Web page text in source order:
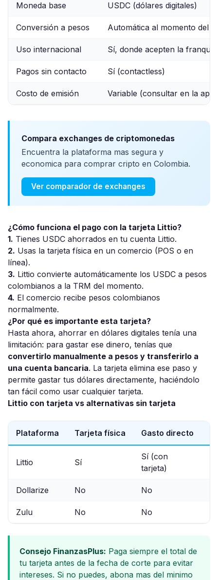
Moneda base USDC (dólares digitales)
Conversión a pesos Automática al momento del
Uso internacional Sí, donde acepten la
Pagos sin contacto Sí (contactless)
Costo de emisión Variable (consultar en la app)
Compara exchanges de criptomonedas
Encuentra la plataforma mas segura y
economica para comprar cripto en Colombia.
Ver comparador de exchanges
¿Cómo funciona el pago con la tarjeta Littio?
1. Tienes USDC ahorrados en tu cuenta Littio.
2. Usas la tarjeta física en un comercio (POS o en
línea).
3. Littio convierte automáticamente los USDC a pesos
colombianos a la TRM del momento.
4. El comercio recibe pesos colombianos
normalmente.
¿Por qué es importante esta tarjeta?
Hasta ahora, ahorrar en dólares digitales tenía una
limitación: para gastar ese dinero, tenías que
convertirlo manualmente a pesos y transferirlo a
una cuenta bancaria. La tarjeta elimina ese paso y
permite gastar tus dólares directamente, haciéndolo
tan fácil como usar cualquier tarjeta.
Littio con tarjeta vs alternativas sin tarjeta
Plataforma Tarjeta física Gasto directo
Littio Sí
Sí (con
tarjeta)
Dollarize No No
Zulu No No
Consejo FinanzasPlus: Paga siempre el total de
tu tarjeta antes de la fecha de corte para evitar
intereses. Si no puedes, abona mas del minimo